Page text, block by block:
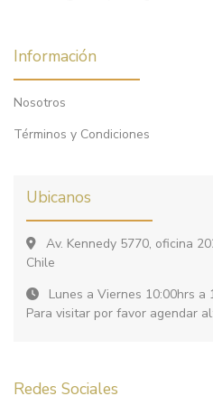
Información
Nosotros
Términos y Condiciones
Ubicanos
Av. Kennedy 5770, oficina
Chile
Lunes a Viernes 10:00hrs a
Para visitar por favor agendar
Redes Sociales